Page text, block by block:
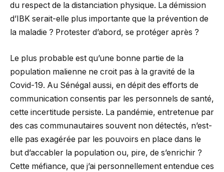
du respect de la distanciation physique. La démission
d’IBK serait-elle plus importante que la prévention de
la maladie ? Protester d’abord, se protéger après ?
Le plus probable est qu’une bonne partie de la
population malienne ne croit pas à la gravité de la
Covid-19. Au Sénégal aussi, en dépit des efforts de
communication consentis par les personnels de santé,
cette incertitude persiste. La pandémie, entretenue par
des cas communautaires souvent non détectés, n’est-
elle pas exagérée par les pouvoirs en place dans le
but d’accabler la population ou, pire, de s’enrichir ?
Cette méfiance, que j’ai personnellement entendue ces